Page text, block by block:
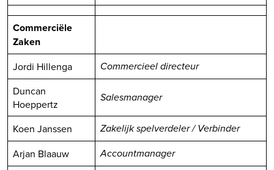
Commerciële
Zaken
Jordi Hillenga Commercieel directeur
Duncan
Hoeppertz
Salesmanager
Koen Janssen Zakelijk spelverdeler / Verbinder
Arjan Blaauw Accountmanager